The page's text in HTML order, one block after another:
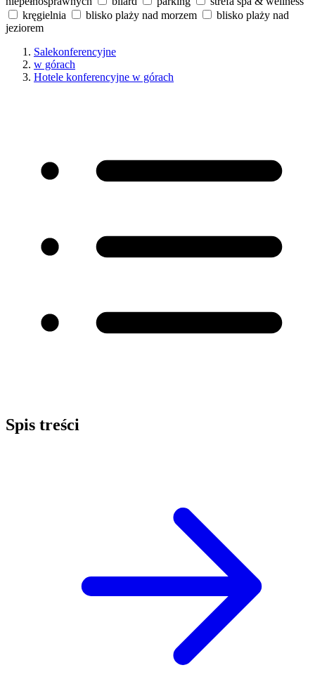
kręgielnia
blisko plaży nad morzem
blisko plaży nad
jeziorem
Salekonferencyjne
w górach
Hotele konferencyjne w górach
Spis treści